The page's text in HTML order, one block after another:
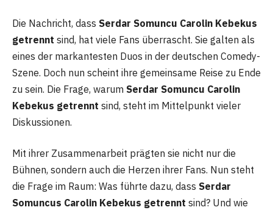
Die Nachricht, dass Serdar Somuncu Carolin Kebekus
getrennt sind, hat viele Fans überrascht. Sie galten als
eines der markantesten Duos in der deutschen Comedy-
Szene. Doch nun scheint ihre gemeinsame Reise zu Ende
zu sein. Die Frage, warum Serdar Somuncu Carolin
Kebekus getrennt sind, steht im Mittelpunkt vieler
Diskussionen.
Mit ihrer Zusammenarbeit prägten sie nicht nur die
Bühnen, sondern auch die Herzen ihrer Fans. Nun steht
die Frage im Raum: Was führte dazu, dass Serdar
Somuncus Carolin Kebekus getrennt sind? Und wie